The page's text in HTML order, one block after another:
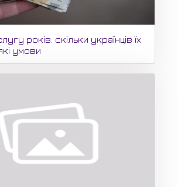
років: скільки українців їх
умови